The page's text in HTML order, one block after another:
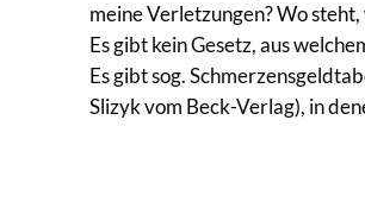
meine Verletzungen? Wo
Es gibt kein Gesetz, aus
Es gibt sog.
Slizyk vom Beck-Verlag), in